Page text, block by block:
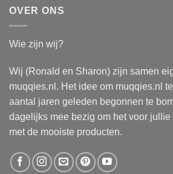
OVER ONS
Wie zijn wij?
Wij (Ronald en Sharon) zijn samen
muqqies.nl. Het idee om muqqies.nl
aantal jaren geleden begonnen te
dagelijks mee bezig om het voor jullie
met de mooiste producten.